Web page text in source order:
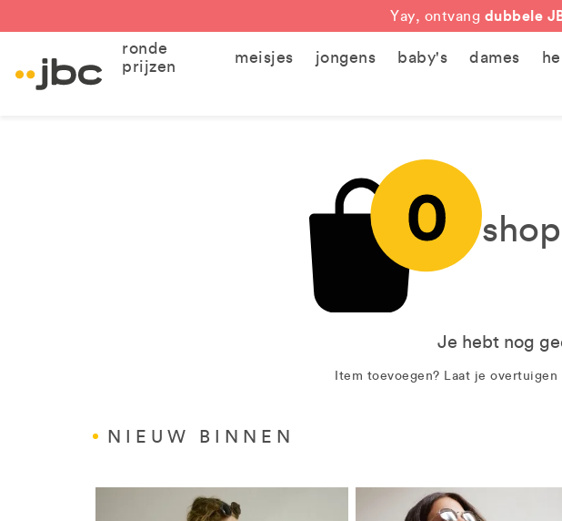
Yay, ontvang dubbele
ronde
prijzen
meisjes jongens baby's dames
Je hebt nog
Item toevoegen? Laat je
NIEUW BINNEN